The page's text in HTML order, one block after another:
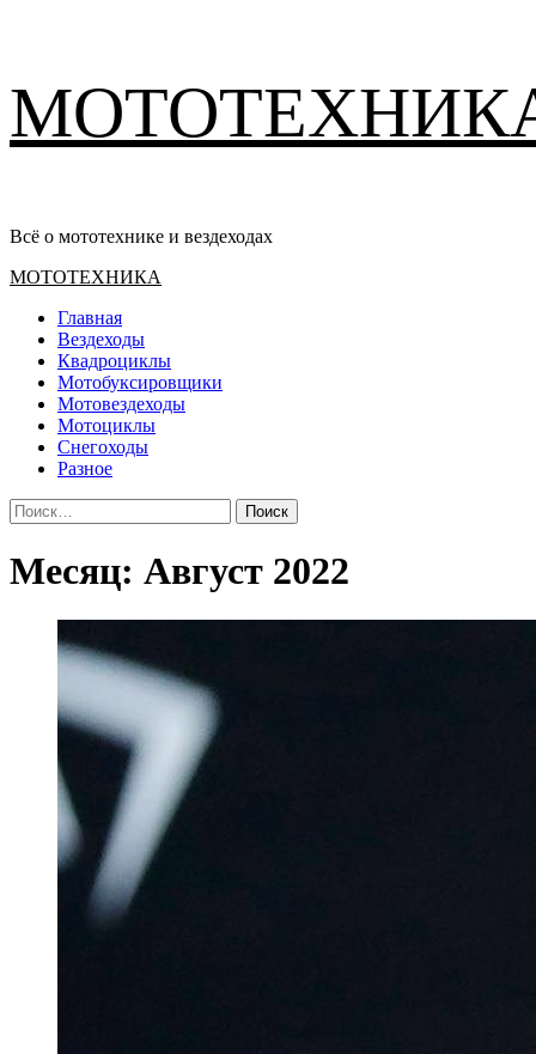
содержимому
Всё о мототехнике и вездеходах
Основное
МОТОТЕХНИКА
Главная
Вездеходы
Квадроциклы
Мотобуксировщики
Мотовездеходы
Мотоциклы
Снегоходы
Разное
Найти:
Месяц: Август 2022